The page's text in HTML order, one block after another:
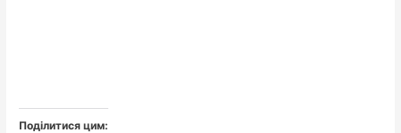
Поділитися цим: